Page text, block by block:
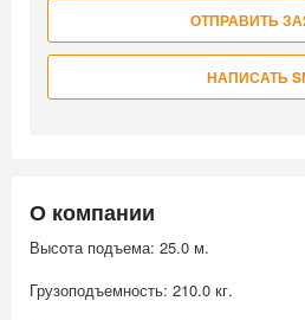
ОТПРАВИТЬ
НАПИСАТЬ
О компании
Высота подъема: 25.0 м.
Грузоподъемность: 210.0 кг.